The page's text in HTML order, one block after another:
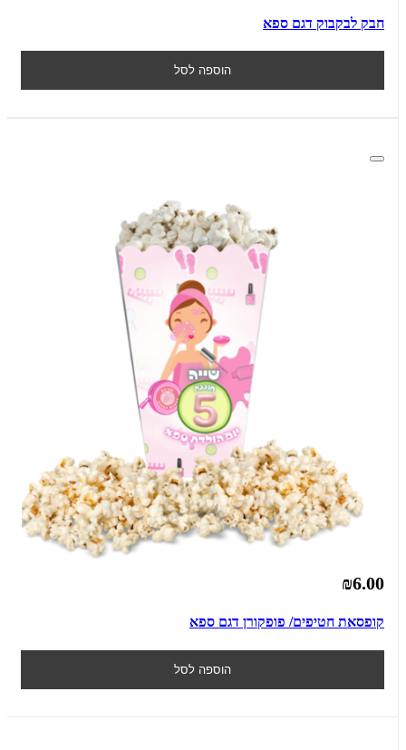
חבק לבקבוק דגם ספא
הוספה לסל
₪6.00
קופסאת חטיפים/ פופקורן דגם ספא
הוספה לסל